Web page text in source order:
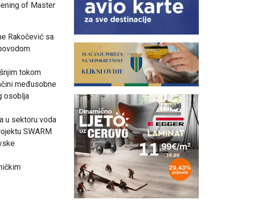
of Master
Rakočević sa
tokom
međusobne
osoblja
u sektoru voda
SWARM